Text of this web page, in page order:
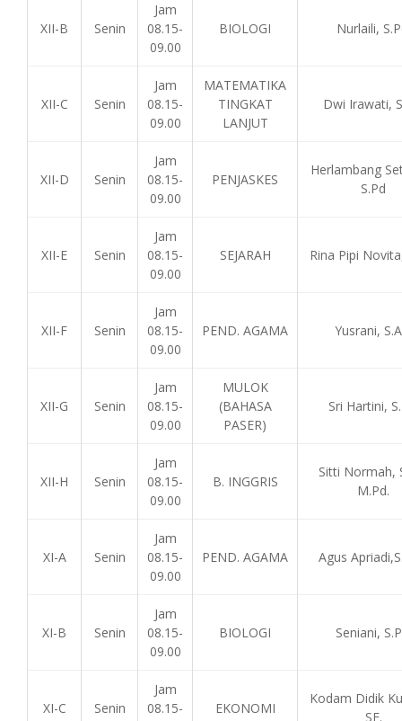
XII-B Senin
Jam
08.15-
09.00
BIOLOGI Nurlaili,
XII-C Senin
Jam
08.15-
09.00
MATEMATIKA
TINGKAT
LANJUT
Dwi Irawati,
XII-D Senin
Jam
08.15-
09.00
PENJASKES
Herlambang
S.Pd
XII-E Senin
Jam
08.15-
09.00
SEJARAH Rina Pipi
XII-F Senin
Jam
08.15-
09.00
PEND. AGAMA Yusrani,
XII-G Senin
Jam
08.15-
09.00
MULOK
(BAHASA
PASER)
Sri Hartini,
XII-H Senin
Jam
08.15-
09.00
B. INGGRIS
Sitti Normah,
M.Pd.
XI-A Senin
Jam
08.15-
09.00
PEND. AGAMA Agus
XI-B Senin
Jam
08.15-
09.00
BIOLOGI Seniani,
XI-C Senin
Jam
08.15-
EKONOMI
Kodam Didik
SE.